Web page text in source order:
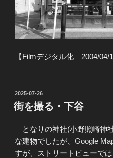
【Filmデジタル化 2004/04/
投
稿
日:
2025-07-26
街を撮る・下谷
となりの神社(小野照崎神
な建物でしたが、 Google
すが、ストリートビューで